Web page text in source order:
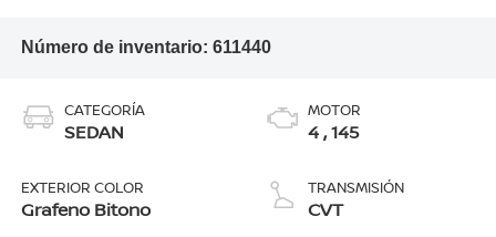
Número de inventario: 611440
CATEGORÍA
SEDAN
EXTERIOR COLOR
Grafeno Bitono
MOTOR
4 , 145
TRANSMISIÓN
CVT